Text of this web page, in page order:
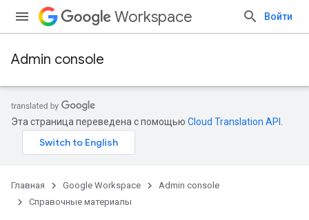
Workspace Войти
Admin console
Эта страница переведена с помощью Cloud Translation API
Главная Google Workspace
Admin console
Справочные материалы